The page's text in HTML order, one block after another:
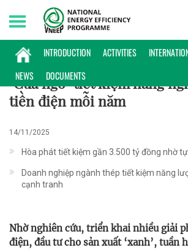
INTRODUCTION ACTIVITIES
NEWS
DOCUMENTS
Sunday, 09/08/2026 | 20:42 GMT+7
ĐIỂN HÌNH
"Cửa ngỏ" tiết kiệm hàng
tiền điện mỗi năm
14/11/2025
Hòa phát tiết kiệm gần 3.500 tỷ đồng nhờ
Doanh nghiệp ngành thép tiết kiệm năng
cạnh tranh
Nhờ nghiên cứu, triển khai nhiều giải
điện, đầu tư cho sản xuất ‘xanh’, tuần